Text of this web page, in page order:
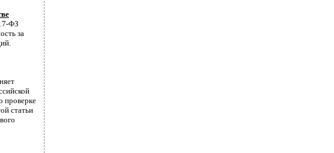
ФЗ
за
проверке
статьи